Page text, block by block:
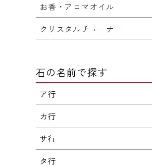
お香・アロマオイル
クリスタルチューナー
石の名前で探す
ア行
カ行
サ行
タ行